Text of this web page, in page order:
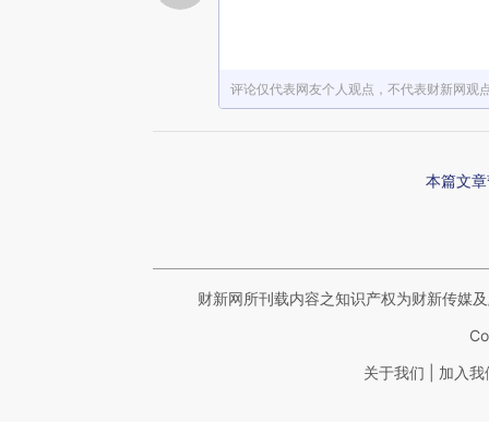
评论仅代表网友个人观点，不代表财新网观
本篇文
财新网所刊载内容之知识产权为财新传媒
关于我们 加入我